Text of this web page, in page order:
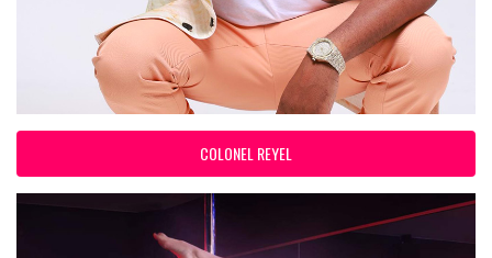
COLONEL REYEL